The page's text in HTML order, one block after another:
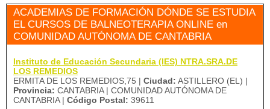
ACADEMIAS DE FORMACIÓN DÓNDE SE ESTUDIA
EL CURSOS DE BALNEOTERAPIA ONLINE en
COMUNIDAD AUTÓNOMA DE CANTABRIA
Instituto de Educación Secundaria (IES) NTRA.SRA.DE
LOS REMEDIOS
ERMITA DE LOS REMEDIOS,75 | Ciudad: ASTILLERO (EL) |
Provincia: CANTABRIA | COMUNIDAD AUTÓNOMA DE
CANTABRIA | Código Postal: 39611